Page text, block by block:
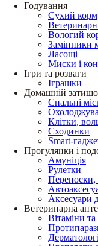
Годування
Сухий корм
Вологий
Замінники
Ласощі
Миски і
Ігри та розваги
Іграшки
Домашній
Спальні
Клітки,
Сходинки
Smart-
Прогулянки і
Амуніція
Рулетки
Переноски,
Аксесуари
Ветеринарна
Вітаміни